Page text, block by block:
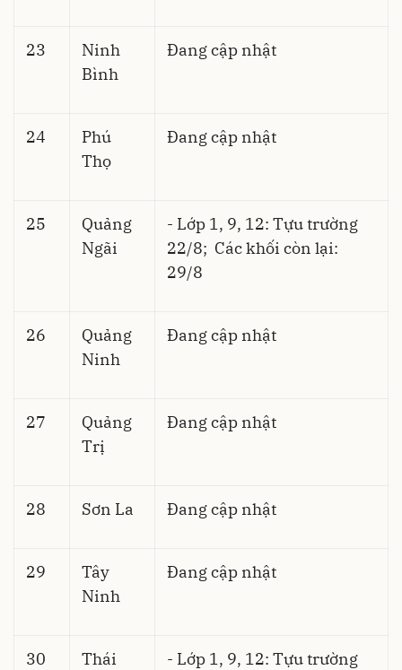
23
Ninh
Bình
Đang cập nhật
24
Phú
Thọ
Đang cập nhật
25
Quảng
Ngãi
- Lớp 1, 9, 12: Tựu trường
22/8; Các khối còn lại:
29/8
26
Quảng
Ninh
Đang cập nhật
27
Quảng
Trị
Đang cập nhật
28 Sơn La Đang cập nhật
29
Tây
Ninh
Đang cập nhật
30
Thái
- Lớp 1, 9, 12: Tựu trường